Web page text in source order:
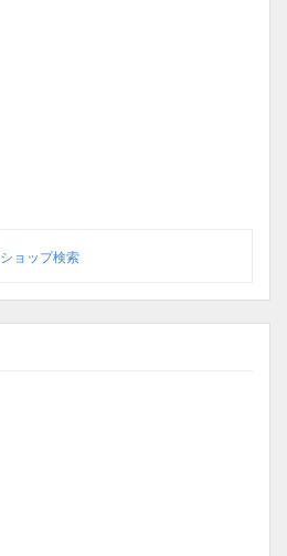
ショップ検索